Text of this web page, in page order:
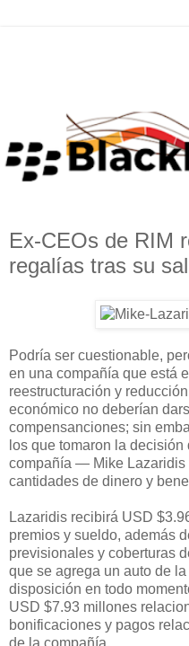
Ex-CEOs de RIM
regalías tras su
Podría ser cuestionable,
en una compañía que está
reestructuración y
económico no deberían
compensanciones; sin
los que tomaron la
compañía — Mike
cantidades de dinero y
Lazaridis recibirá USD
premios y sueldo, además
previsionales y coberturas
que se agrega un auto de
disposición en todo
USD $7.93 millones
bonificaciones y pagos